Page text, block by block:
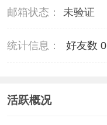
邮箱状态： 未验证
统计信息： 好友数 0
活跃概况